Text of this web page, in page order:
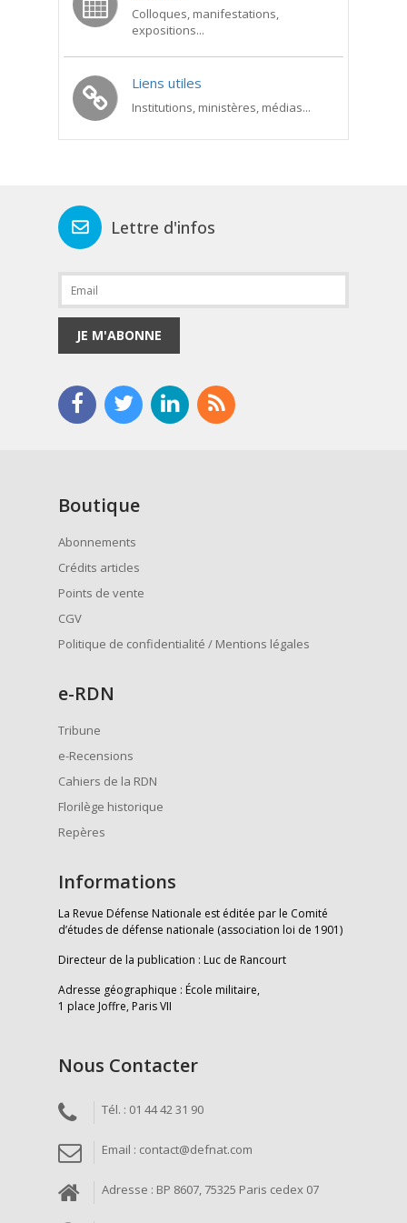
Colloques, manifestations,
expositions...
Liens utiles
Institutions, ministères, médias...
Lettre d'infos
JE M'ABONNE
Boutique
Abonnements
Crédits articles
Points de vente
CGV
Politique de confidentialité / Mentions légales
e-RDN
Tribune
e-Recensions
Cahiers de la RDN
Florilège historique
Repères
Informations
La Revue Défense Nationale est éditée par le Comité
d’études de défense nationale (association loi de 1901)
Directeur de la publication : Luc de Rancourt
Adresse géographique : École militaire,
1 place Joffre, Paris VII
Nous Contacter
Tél. : 01 44 42 31 90
Email : contact@defnat.com
Adresse : BP 8607, 75325 Paris cedex 07